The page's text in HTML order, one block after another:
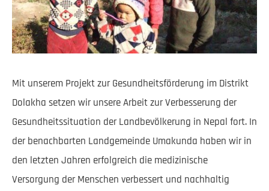
Mit unserem Projekt zur Gesundheitsförderung im Distrikt
Dolakha setzen wir unsere Arbeit zur Verbesserung der
Gesundheitssituation der Landbevölkerung in Nepal fort. In
der benachbarten Landgemeinde Umakunda haben wir in
den letzten Jahren erfolgreich die medizinische
Versorgung der Menschen verbessert und nachhaltig